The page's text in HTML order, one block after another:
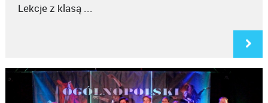
Lekcje z klasą ...